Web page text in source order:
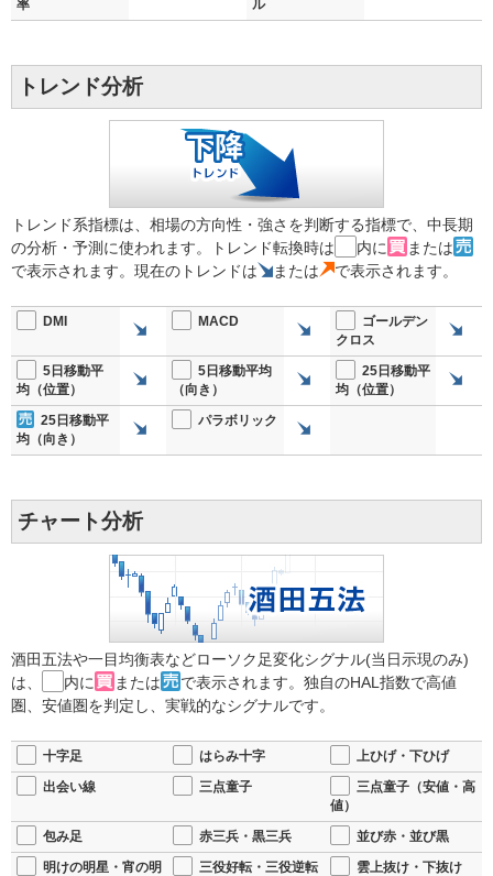
率 ル
トレンド分析
トレンド系指標は、相場の方向性・強さを判断する指標で、中長期
の分析・予測に使われます。トレンド転換時は
内に
または
で表示されます。現在のトレンドは
または で表示されます。
DMI MACD
ゴールデン
クロス
5日移動平
均（位置）
5日移動平均
（向き）
25日移動平
均（位置）
25日移動平
均（向き）
パラボリック
チャート分析
酒田五法や一目均衡表などローソク足変化シグナル(当日示現のみ)
は、
内に または
で表示されます。独自のHAL指数で高値
圏、安値圏を判定し、実戦的なシグナルです。
十字足 はらみ十字
上ひげ・下ひげ
出会い線
三点童子
三点童子（安値・高
値）
包み足
赤三兵・黒三兵
並び赤・並び黒
明けの明星・宵の明
三役好転・三役逆転 雲上抜け・下抜け